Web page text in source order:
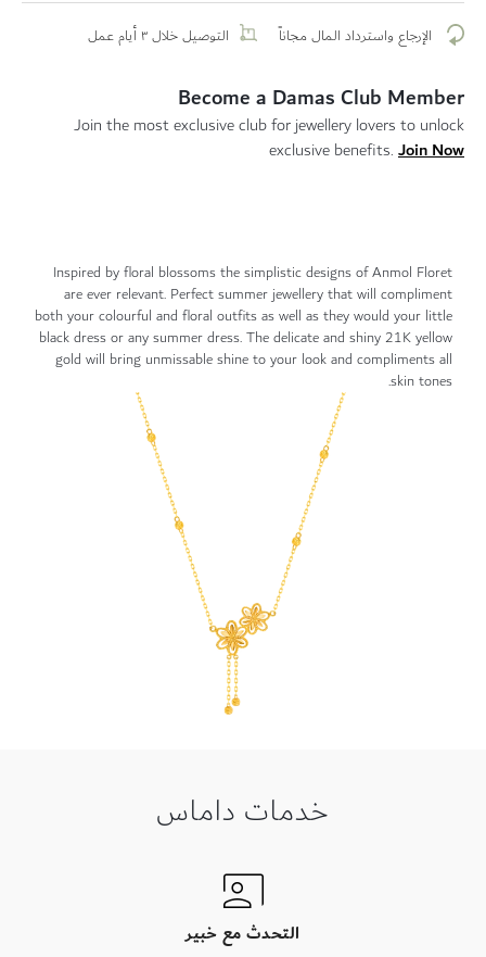
الإرجاع واسترداد المال مجاناً التوصيل خلال ٣ أيام عمل
Become a Damas Club Member
Join the most exclusive club for jewellery lovers to unlock
exclusive benefits. Join Now
Inspired by floral blossoms the simplistic designs of Anmol Floret
are ever relevant. Perfect summer jewellery that will compliment
both your colourful and floral outfits as well as they would your little
black dress or any summer dress. The delicate and shiny 21K yellow
gold will bring unmissable shine to your look and compliments all
skin tones.
خدمات داماس
التحدث مع خبير